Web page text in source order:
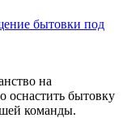
бытовки под
на
оснастить бытовку
команды.